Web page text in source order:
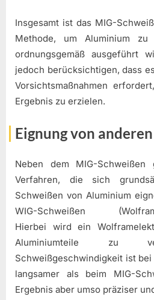
Insgesamt ist das MIG-
Methode, um Aluminium
ordnungsgemäß ausgeführt
jedoch berücksichtigen, dass
Vorsichtsmaßnahmen
Ergebnis zu erzielen.
Eignung von
Neben dem MIG-
Verfahren, die sich
Schweißen von Aluminium
WIG-Schweißen (Wolfram-
Hierbei wird ein
Aluminiumteile zu
Schweißgeschwindigkeit ist
langsamer als beim MIG-
Ergebnis aber umso präziser